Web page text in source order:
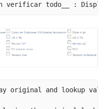
original and lookup